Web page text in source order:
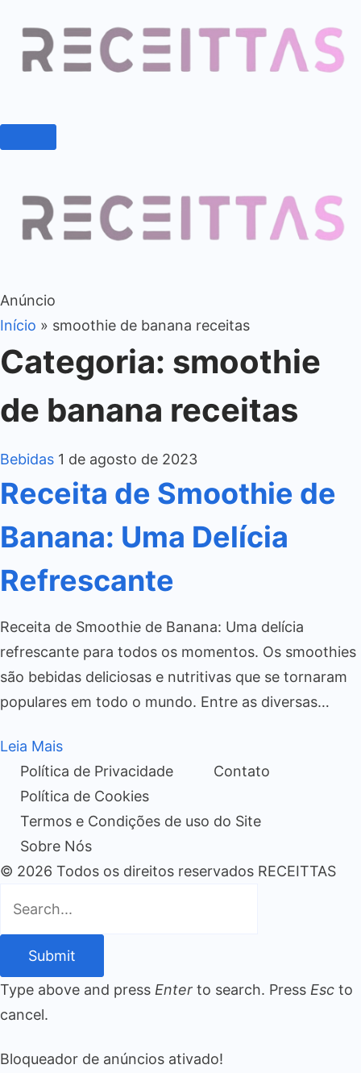
Anúncio
Início » smoothie de banana receitas
Categoria: smoothie
de banana receitas
Bebidas 1 de agosto de 2023
Receita de Smoothie de
Banana: Uma Delícia
Refrescante
Receita de Smoothie de Banana: Uma delícia
refrescante para todos os momentos. Os smoothies
são bebidas deliciosas e nutritivas que se tornaram
populares em todo o mundo. Entre as diversas…
Leia Mais
Política de Privacidade
Contato
Política de Cookies
Termos e Condições de uso do Site
Sobre Nós
© 2026 Todos os direitos reservados RECEITTAS
Submit
Type above and press Enter to search. Press Esc to
cancel.
Bloqueador de anúncios ativado!